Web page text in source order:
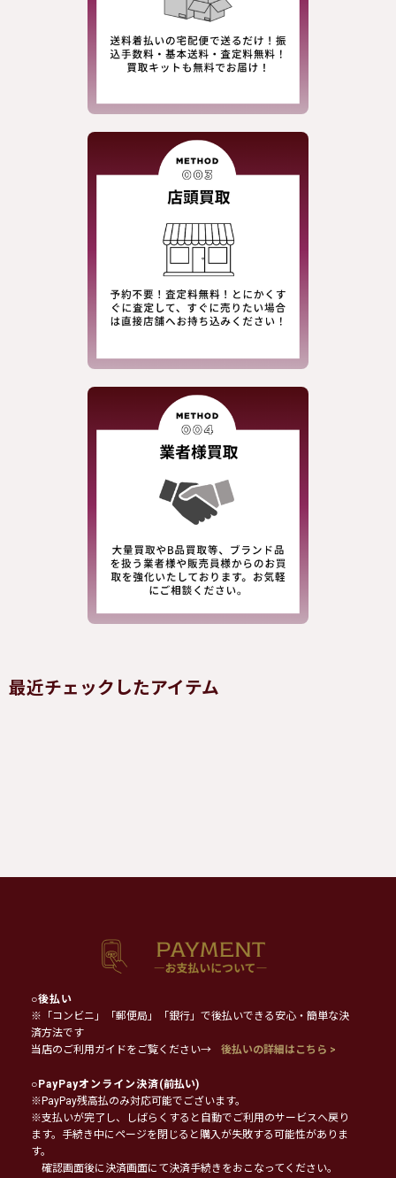
最近チェックしたアイテム
○後払い
※「コンビニ」「郵便局」「銀行」で後払いできる安心・簡単な決
済方法です
当店のご利用ガイドをご覧ください→
後払いの詳細はこちら >
○PayPayオンライン決済(前払い)
※PayPay残高払のみ対応可能でございます。
※支払いが完了し、しばらくすると自動でご利用のサービスへ戻り
ます。手続き中にページを閉じると購入が失敗する可能性がありま
す。
確認画面後に決済画面にて決済手続きをおこなってください。